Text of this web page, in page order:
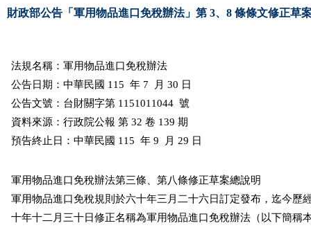
財政部公告「軍用物品進口免稅辦法」第 3、8 條條文修正草
法規名稱：軍用物品進口免稅辦法
公告日期：中華民國 115  年 7  月 30 日
公告文號：台財關字第 1151011044  號
資料來源：行政院公報 第 32 卷 139 期
預告終止日：中華民國 115  年 9  月 29 日
軍用物品進口免稅辦法第三條、第八條修正草案總說明
軍用物品進口免稅規則於六十年三月二十六日訂定發布，迄今歷
十年十二月三十日修正名稱為軍用物品進口免稅辦法（以下簡稱